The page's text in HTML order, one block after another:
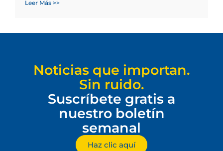
Leer Más >>
Noticias que importan.
Sin ruido.
Suscríbete gratis a
nuestro boletín
semanal
Haz clic aquí